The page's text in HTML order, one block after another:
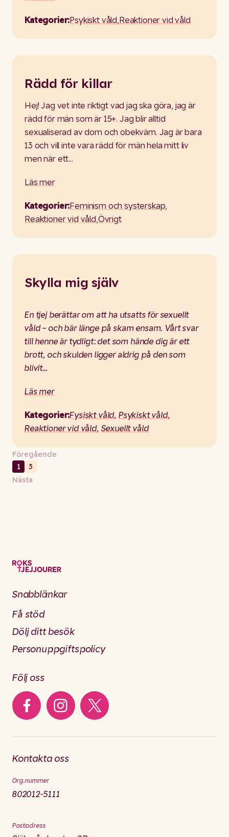
Kategorier:Psykiskt våld,Reaktioner vid våld
Rädd för killar
Hej! Jag vet inte riktigt vad jag ska göra, jag är
rädd för män som är 15+. Jag blir alltid
sexualiserad av dom och obekväm. Jag är bara
13 och vill inte vara rädd för män hela mitt liv
men när ett…
Läs mer
Kategorier:Feminism och systerskap,
Reaktioner vid våld,Övrigt
Skylla mig själv
En tjej berättar om att ha utsatts för sexuellt
våld – och bär länge på skam ensam. Vårt svar
till henne är tydligt: det som hände dig är ett
brott, och skulden ligger aldrig på den som
blivit…
Läs mer
Kategorier:Fysiskt våld, Psykiskt våld,
Reaktioner vid våld, Sexuellt våld
Föregående
1
3
Nästa
Snabblänkar
Få stöd
Dölj ditt besök
Personuppgiftspolicy
Följ oss
Kontakta oss
Org.nummer
802012-5111
Postadress